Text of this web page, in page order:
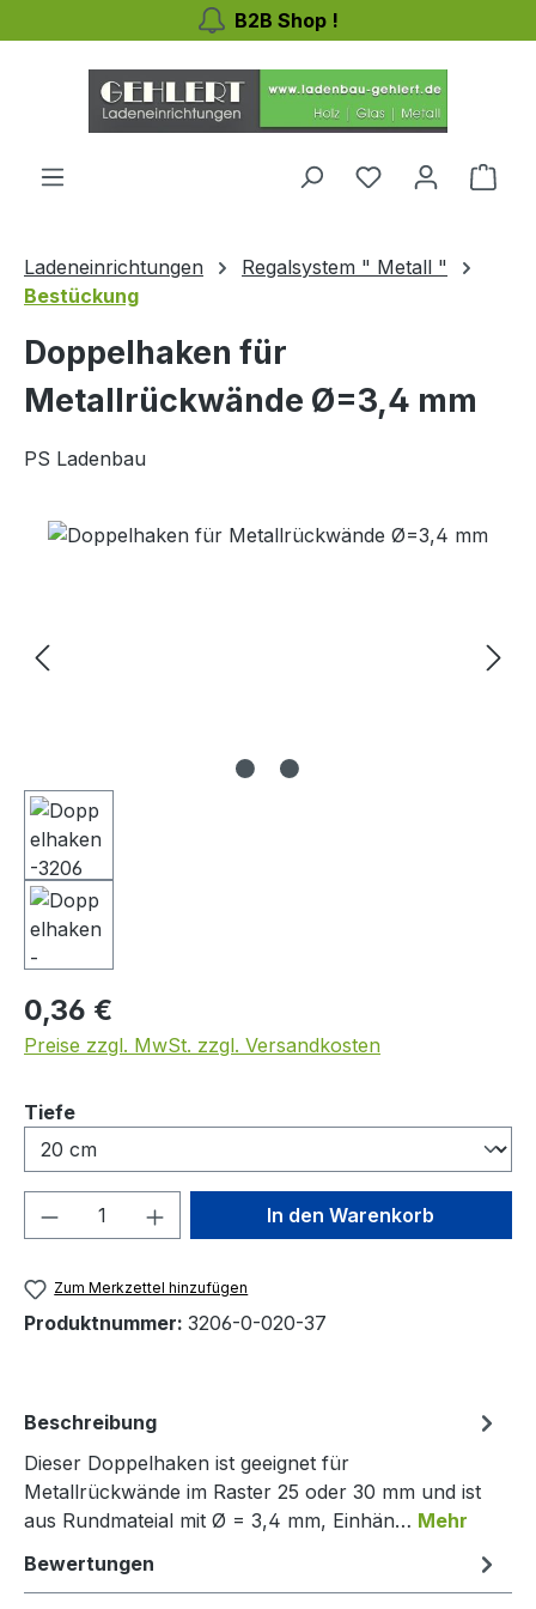
Zum Hauptinhalt springenB2B Shop !
Ladeneinrichtungen
Regalsystem " Metall "
Bestückung
Doppelhaken für
Metallrückwände Ø=3,4 mm
PS Ladenbau
Bildergalerie überspringen
Regulärer Preis:
0,36 €
Preise zzgl. MwSt. zzgl. Versandkosten
Tiefeauswählen
Produkt Anzahl: Gib denIn den Warenkorb
Zum Merkzettel hinzufügen
Produktnummer: 3206-0-020-37
Beschreibung
Dieser Doppelhaken ist geeignet für
Metallrückwände im Raster 25 oder 30 mm und ist
aus Rundmateial mit Ø = 3,4 mm, Einhän… Mehr
Bewertungen